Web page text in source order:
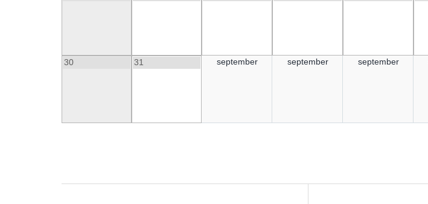
30 31 september september september